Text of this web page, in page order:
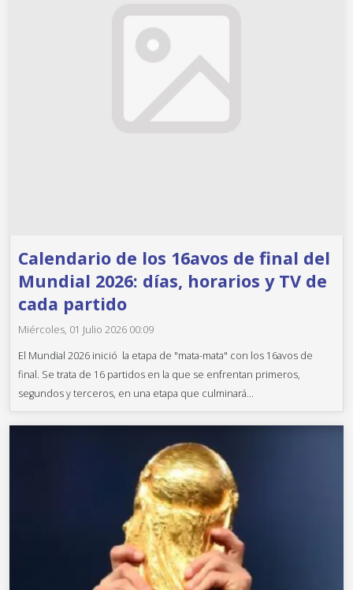
Calendario de los 16avos de final del
Mundial 2026: días, horarios y TV de
cada partido
Miércoles, 01 Julio 2026 00:09
El Mundial 2026 inició la etapa de "mata-mata" con los 16avos de
final. Se trata de 16 partidos en la que se enfrentan primeros,
segundos y terceros, en una etapa que culminará...